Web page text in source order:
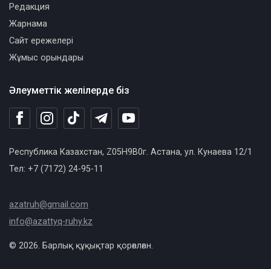
Әлеуметтік желілерде біз
Республика Казахстан, Z05H9B0г. Астана, ул. Кунаева 12/1
Тел: +7 (7172) 24-95-11
azatruh@gmail.com
info@azattyq-ruhy.kz
Редакция
Жарнама
Сайт ережелері
Жұмыс орындары
© 2026. Барлық құқықтар қорғалған.